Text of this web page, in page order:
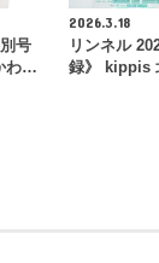
号
わ…
2026.3.18
リンネル
録》 kippis